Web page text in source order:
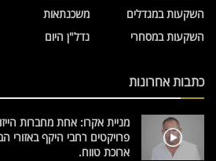
השקעות במגדלים
השקעות במסחרי
משכנתאות
נדל"ן היום
כתבות אחרונות
מניית אקרו: אחת מחברות
פרויקטים רחבי היקף באזורי
ארוכת טווח.